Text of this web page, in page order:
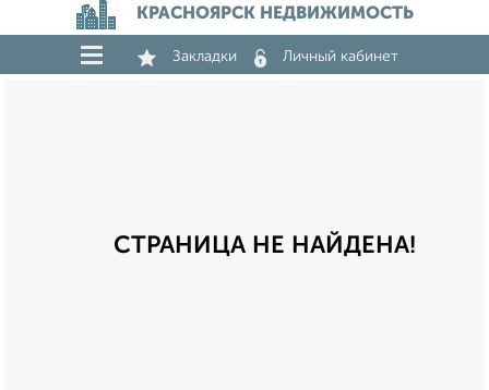
КРАСНОЯРСК НЕДВИЖИМОСТЬ
Закладки Личный кабинет
СТРАНИЦА НЕ НАЙДЕНА!